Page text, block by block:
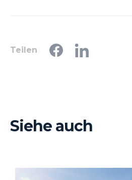
Teilen
Siehe auch